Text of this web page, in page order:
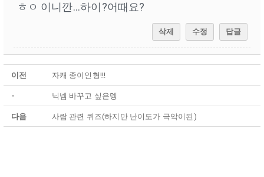
ㅎㅇ 이니깐...하이?어때요?
삭제 수정 답글
이전 자캐 종이인형!!!
- 닉넴 바꾸고 싶은뎅
다음 사람 관련 퀴즈(하지만 난이도가 극악이된)